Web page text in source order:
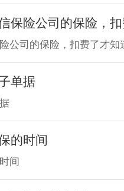
保险公司的保险，
公司的保险，扣费了才知
单据
的时间
间